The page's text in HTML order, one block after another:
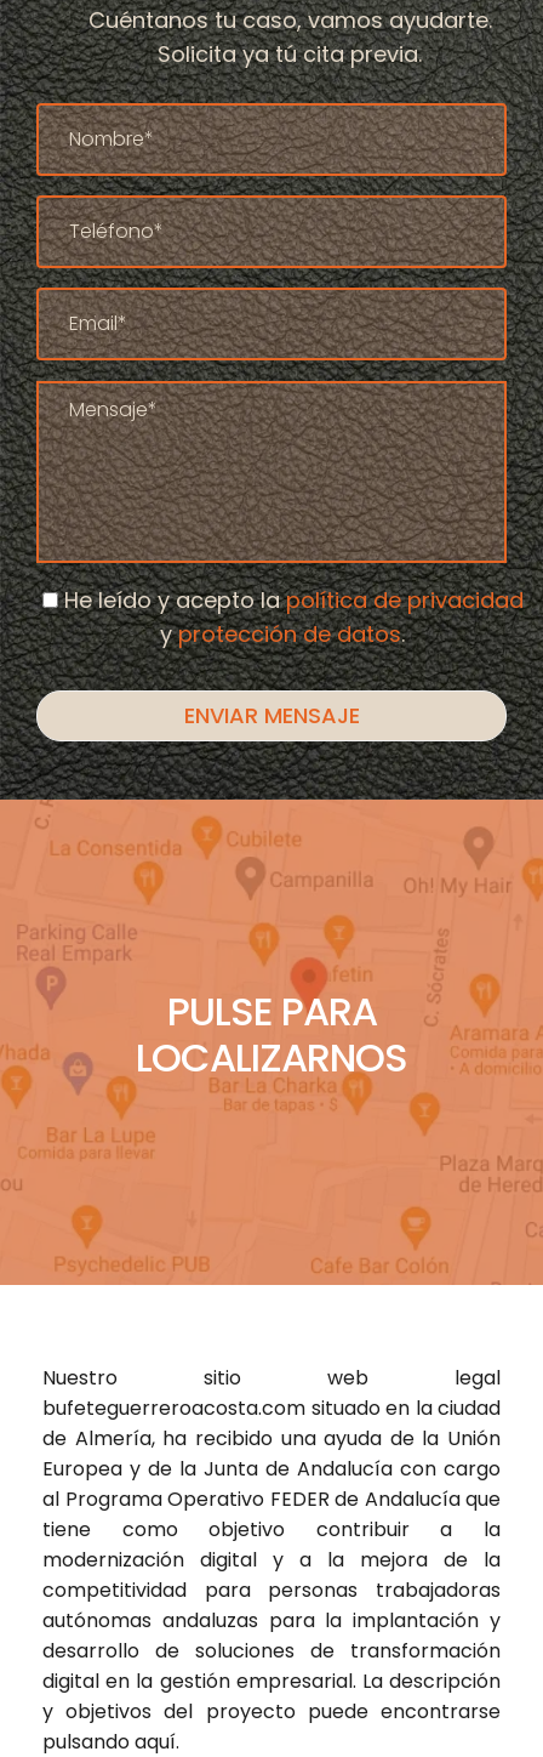
Cuéntanos tu caso, vamos ayudarte.
Solicita ya tú cita previa.
He leído y acepto lapolítica de privacidad
yprotección de datos.
PULSE PARA
LOCALIZARNOS
Nuestro sitio web legal
bufeteguerreroacosta.com situado en la ciudad
de Almería, ha recibido una ayuda de la Unión
Europea y de la Junta de Andalucía con cargo
al Programa Operativo FEDER de Andalucía que
tiene como objetivo contribuir a la
modernización digital y a la mejora de la
competitividad para personas trabajadoras
autónomas andaluzas para la implantación y
desarrollo de soluciones de transformación
digital en la gestión empresarial. La descripción
y objetivos del proyecto puede encontrarse
pulsandoaquí.